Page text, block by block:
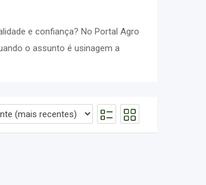
e confiança? No Portal Agro
o assunto é usinagem a